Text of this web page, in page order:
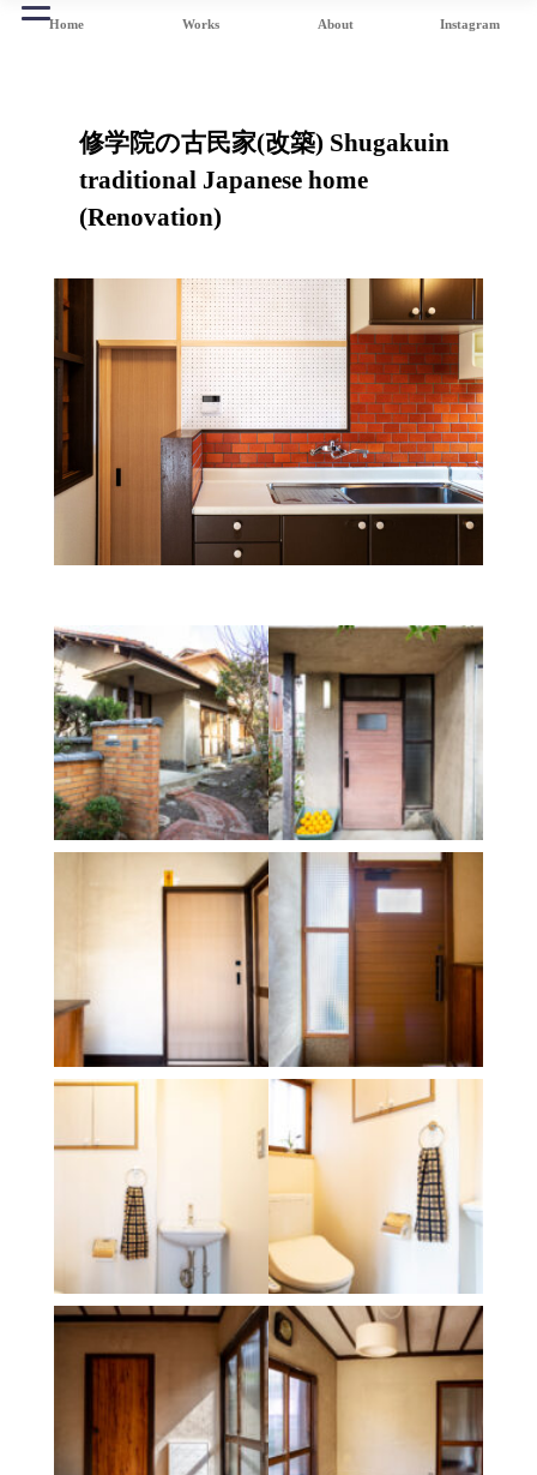
Home Works About Instagram
修学院の古民家(改築) Shugakuin
traditional Japanese home
(Renovation)